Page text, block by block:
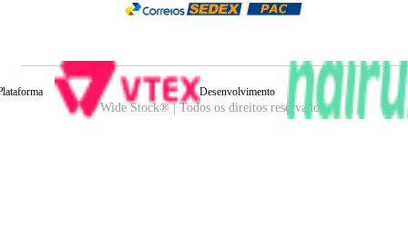
Wide Stock® | Todos os direitos reservados.
Desenvolvimento